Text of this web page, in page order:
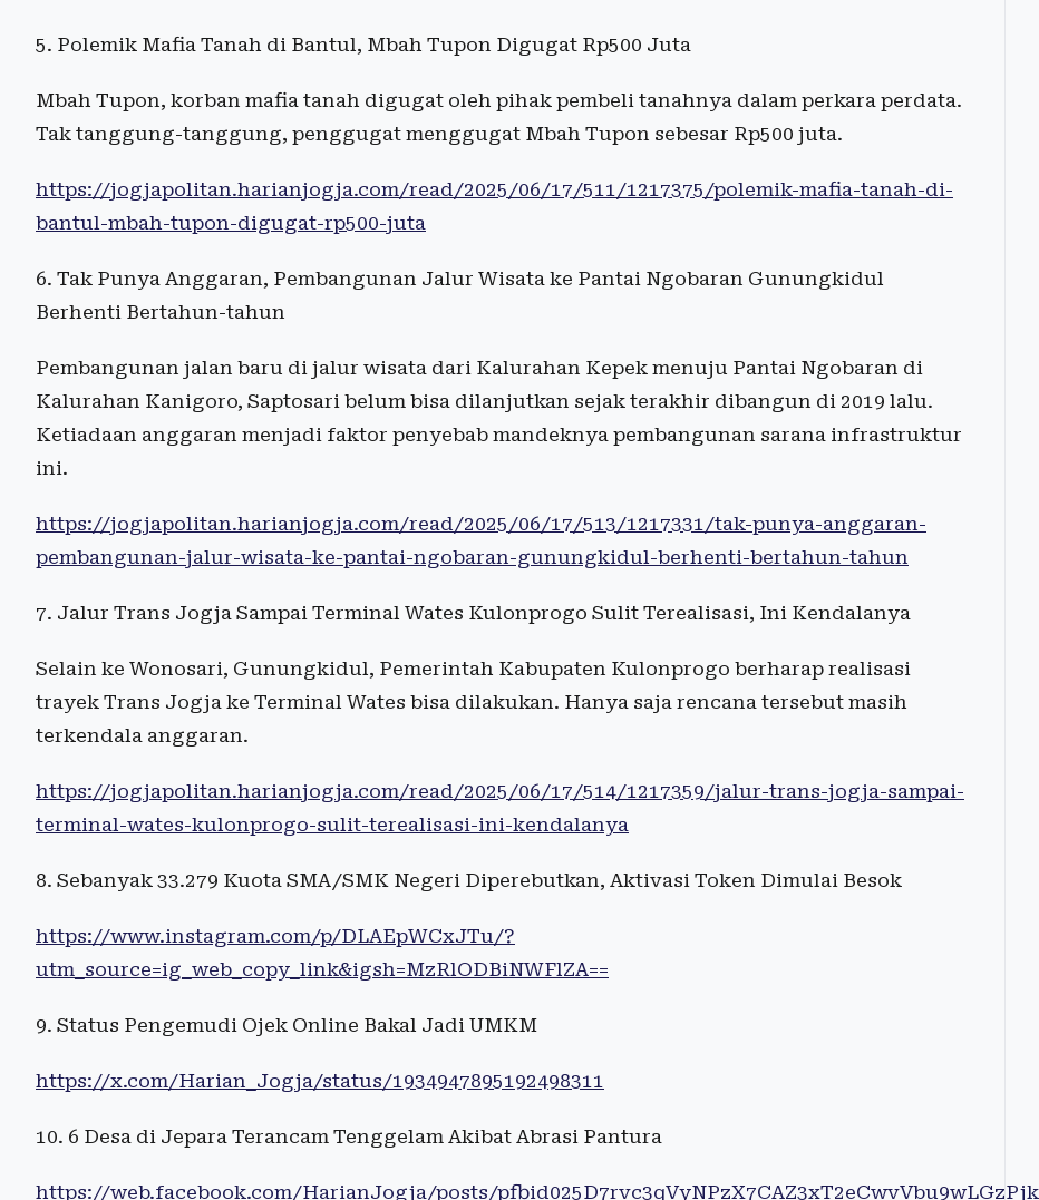
5. Polemik Mafia Tanah di Bantul, Mbah Tupon Digugat Rp500 Juta
Mbah Tupon, korban mafia tanah digugat oleh pihak pembeli tanahnya dalam perkara perdata.
Tak tanggung-tanggung, penggugat menggugat Mbah Tupon sebesar Rp500 juta.
https://jogjapolitan.harianjogja.com/read/2025/06/17/511/1217375/polemik-mafia-tanah-di-
bantul-mbah-tupon-digugat-rp500-juta
6. Tak Punya Anggaran, Pembangunan Jalur Wisata ke Pantai Ngobaran Gunungkidul
Berhenti Bertahun-tahun
Pembangunan jalan baru di jalur wisata dari Kalurahan Kepek menuju Pantai Ngobaran di
Kalurahan Kanigoro, Saptosari belum bisa dilanjutkan sejak terakhir dibangun di 2019 lalu.
Ketiadaan anggaran menjadi faktor penyebab mandeknya pembangunan sarana infrastruktur
ini.
https://jogjapolitan.harianjogja.com/read/2025/06/17/513/1217331/tak-punya-anggaran-
pembangunan-jalur-wisata-ke-pantai-ngobaran-gunungkidul-berhenti-bertahun-tahun
7. Jalur Trans Jogja Sampai Terminal Wates Kulonprogo Sulit Terealisasi, Ini Kendalanya
Selain ke Wonosari, Gunungkidul, Pemerintah Kabupaten Kulonprogo berharap realisasi
trayek Trans Jogja ke Terminal Wates bisa dilakukan. Hanya saja rencana tersebut masih
terkendala anggaran.
https://jogjapolitan.harianjogja.com/read/2025/06/17/514/1217359/jalur-trans-jogja-sampai-
terminal-wates-kulonprogo-sulit-terealisasi-ini-kendalanya
8. Sebanyak 33.279 Kuota SMA/SMK Negeri Diperebutkan, Aktivasi Token Dimulai Besok
https://www.instagram.com/p/DLAEpWCxJTu/?
utm_source=ig_web_copy_link&igsh=MzRlODBiNWFlZA==
9. Status Pengemudi Ojek Online Bakal Jadi UMKM
https://x.com/Harian_Jogja/status/1934947895192498311
10. 6 Desa di Jepara Terancam Tenggelam Akibat Abrasi Pantura
https://web.facebook.com/HarianJogja/posts/